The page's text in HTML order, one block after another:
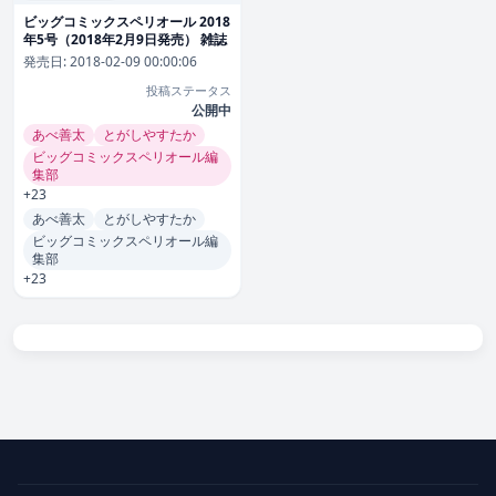
ビッグコミックスペリオール 2018
年5号（2018年2月9日発売） 雑誌
発売日:2018-02-09 00:00:06
投稿ステータス
公開中
あべ善太
とがしやすたか
ビッグコミックスペリオール編
集部
+23
あべ善太
とがしやすたか
ビッグコミックスペリオール編
集部
+23